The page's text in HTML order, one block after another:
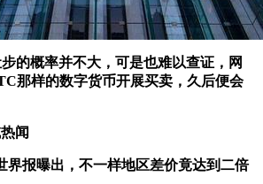
的概率并不大，可是也难以查证，网
那样的数字货币开展买卖，久后便会
闻
界报曝出，不一样地区差价竟达到二倍